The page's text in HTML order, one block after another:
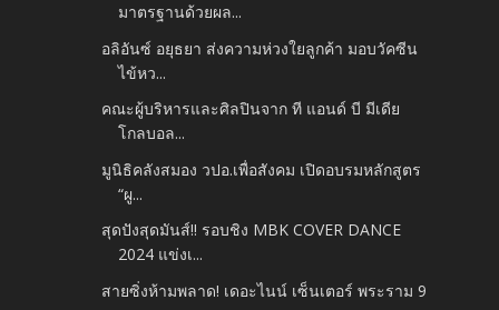
มาตรฐานด้วยผล...
อลิอันซ์ อยุธยา ส่งความห่วงใยลูกค้า มอบวัคซีน
ไข้หว...
คณะผู้บริหารและศิลปินจาก ที แอนด์ บี มีเดีย
โกลบอล...
มูนิธิคลังสมอง วปอ.เพื่อสังคม เปิดอบรมหลักสูตร
“ผู...
สุดปังสุดมันส์!! รอบชิง MBK COVER DANCE
2024 แข่งเ...
สายซิ่งห้ามพลาด! เดอะไนน์ เซ็นเตอร์ พระราม 9